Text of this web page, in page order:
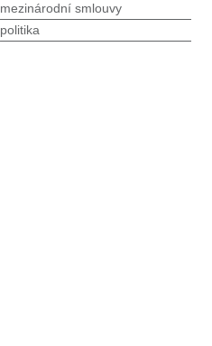
mezinárodní smlouvy
politika